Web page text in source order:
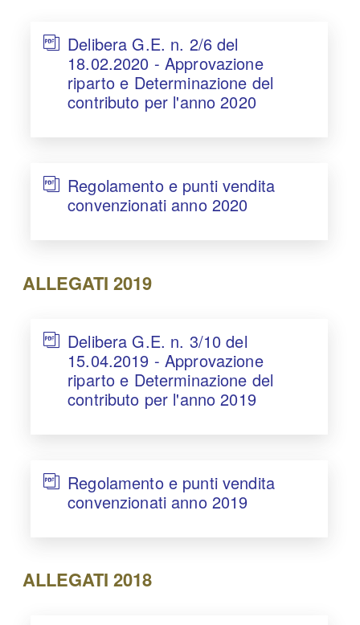
Delibera G.E. n. 2/6 del
18.02.2020 - Approvazione
riparto e Determinazione del
contributo per l'anno 2020
Regolamento e punti vendita
convenzionati anno 2020
ALLEGATI 2019
Delibera G.E. n. 3/10 del
15.04.2019 - Approvazione
riparto e Determinazione del
contributo per l'anno 2019
Regolamento e punti vendita
convenzionati anno 2019
ALLEGATI 2018